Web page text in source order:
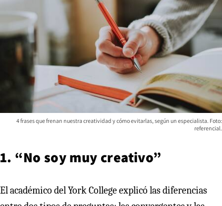
4 frases que frenan nuestra creatividad y cómo evitarlas, según un especialista. Foto:
referencial.
1. “No soy muy creativo”
El académico del York College explicó las diferencias